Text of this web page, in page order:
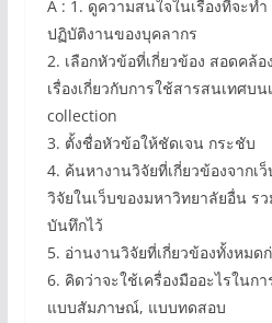
A : 1. ดูความสนใจในเรื่องที่จะทำ
ปฏิบัติงานของบุคลากร
2. เลือกหัวข้อที่เกี่ยวข้อง สอดคล้
เรื่องเกี่ยวกับการใช้สารสนเทศบ
collection
3. ตั้งชื่อหัวข้อให้ชัดเจน กระชับ
4. ค้นหางานวิจัยที่เกี่ยวข้องจากเ
วิจัยในเว็บของมหาวิทยาลัยอื่น ร
บันทึกไว้
5. อ่านงานวิจัยที่เกี่ยวข้องทั้งหมด
6. คิดว่าจะใช้เครื่องมืออะไรในก
แบบสัมภาษณ์, แบบทดสอบ